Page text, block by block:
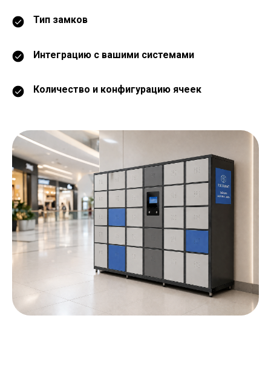
Тип замков
Интеграцию с вашими системами
Количество и конфигурацию ячеек